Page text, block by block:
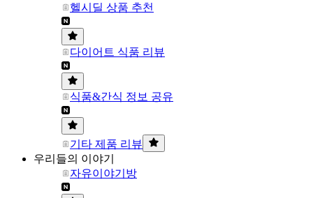
헬시딜 상품 추천
다이어트 식품 리뷰
식품&간식 정보 공유
기타 제품 리뷰
우리들의 이야기
자유이야기방